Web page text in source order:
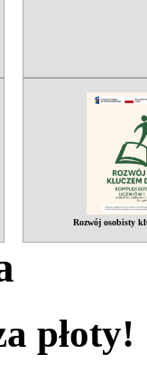
Rozwój osobisty
płoty!